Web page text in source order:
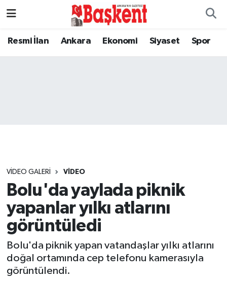
Resmi İlan Ankara Ekonomi Siyaset Spor
VIDEO GALERI VIDEO
Bolu'da yaylada piknik
yapanlar yılkı atlarını
görüntüledi
Bolu'da piknik yapan vatandaşlar yılkı atlarını
doğal ortamında cep telefonu kamerasıyla
görüntülendi.